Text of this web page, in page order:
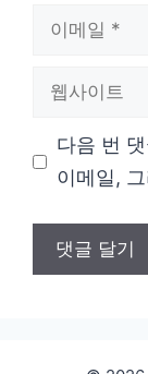
다음 번
이메일,